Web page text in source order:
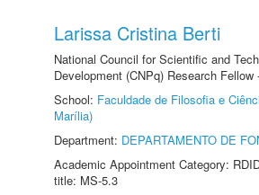
Larissa Cristina Berti
National Council for Scientific and
Development (CNPq) Research Fellow
School: Faculdade de Filosofia e
Marília)
Department: DEPARTAMENTO DE
Academic Appointment Category:
title: MS-5.3